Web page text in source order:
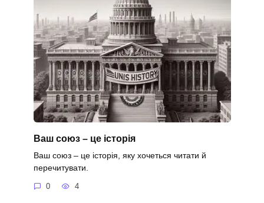
Ваш союз – це історія
Ваш союз – це історія, яку хочеться читати й
перечитувати.
0 4